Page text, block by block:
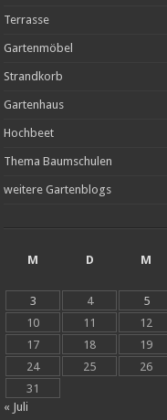
Terrasse
Gartenmöbel
Strandkorb
Gartenhaus
Hochbeet
Thema Baumschulen
weitere Gartenblogs
M
D M
3
4 5
10
11 12
17
18 19
24
25 26
31
« Juli